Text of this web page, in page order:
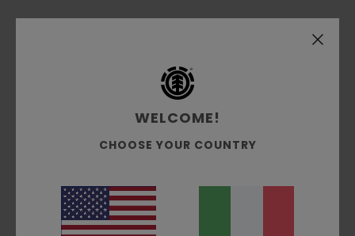
Acquisto verificato
: 5/5 Taglia
Consiglio questo prodotto
5/5
Client anonyme vérifié11. marzo 2026
WELCOME!
CHOOSE YOUR COUNTRY